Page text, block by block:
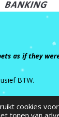
cookies
tonen van
as if they
BTW.